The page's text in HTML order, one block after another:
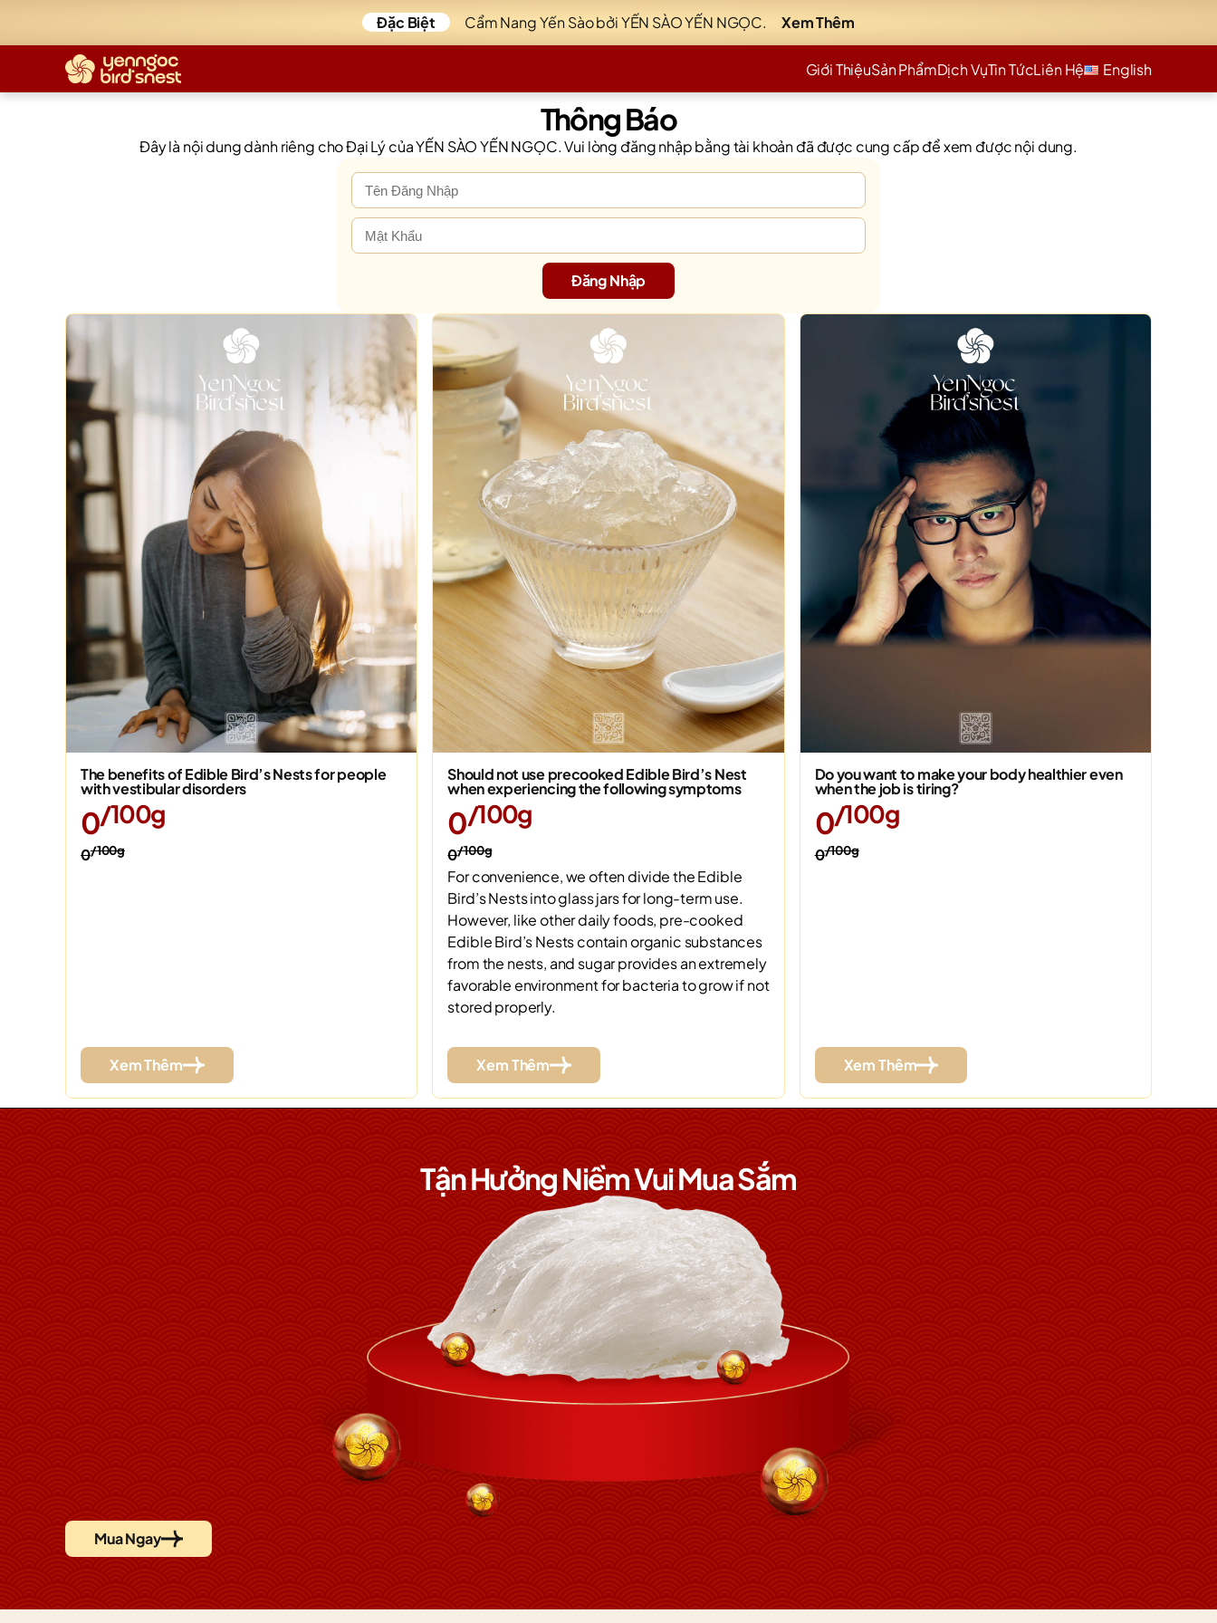
Đặc Biệt Cẩm Nang Yến Sào bởi YẾN SÀO YẾN NGỌC. Xem Thêm
Giới ThiệuSản PhẩmDịch VụTin TứcLiên Hệ English
Thông Báo
Đây là nội dung dành riêng cho Đại Lý của YẾN SÀO YẾN NGỌC. Vui lòng đăng nhập bằng tài khoản đã được cung cấp để xem được nội dung.
Đăng Nhập
The benefits of Edible Bird’s Nests for people
with vestibular disorders
0/100g
0/100g
Xem Thêm
Should not use precooked Edible Bird’s Nest
when experiencing the following symptoms
0/100g
0/100g
For convenience, we often divide the Edible
Bird’s Nests into glass jars for long-term use.
However, like other daily foods, pre-cooked
Edible Bird’s Nests contain organic substances
from the nests, and sugar provides an extremely
favorable environment for bacteria to grow if not
stored properly.
Xem Thêm
Do you want to make your body healthier even
when the job is tiring?
0/100g
0/100g
Xem Thêm
Tận Hưởng Niềm Vui Mua Sắm
Mua Ngay